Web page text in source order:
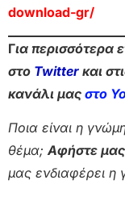
download-gr/
Για περισσότερα
στο Twitter και
κανάλι μας στο
Ποια είναι η
θέμα;Αφήστε
μας ενδιαφέρει η